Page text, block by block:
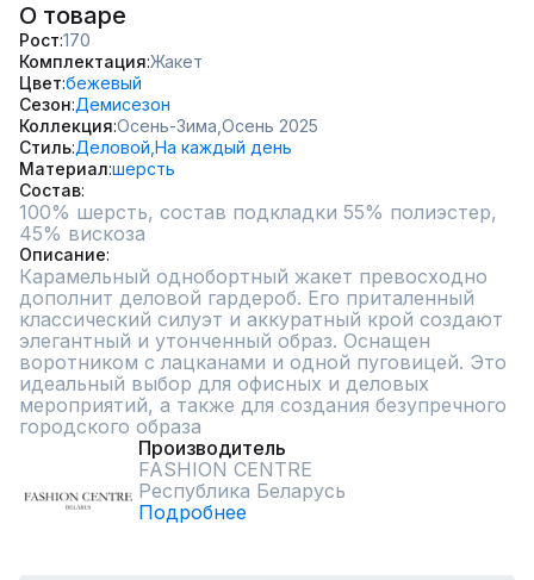
О товаре
Рост 170
Комплектация Жакет
Цвет бежевый
Сезон Демисезон
Коллекция Осень-Зима, Осень 2025
Стиль Деловой, На каждый день
Материал шерсть
Состав
100% шерсть, состав подкладки 55% полиэстер,
45% вискоза
Описание
Карамельный однобортный жакет превосходно
дополнит деловой гардероб. Его приталенный
классический силуэт и аккуратный крой создают
элегантный и утонченный образ. Оснащен
воротником с лацканами и одной пуговицей. Это
идеальный выбор для офисных и деловых
мероприятий, а также для создания безупречного
городского образа
Производитель
FASHION CENTRE
Республика Беларусь
Подробнее